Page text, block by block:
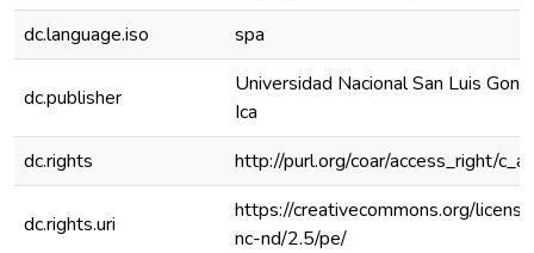
dc.language.iso
spa
dc.publisher
Universidad Nacional San Luis
Ica
dc.rights
http://purl.org/coar/access_right/
dc.rights.uri
https://creativecommons.org/
nc-nd/2.5/pe/